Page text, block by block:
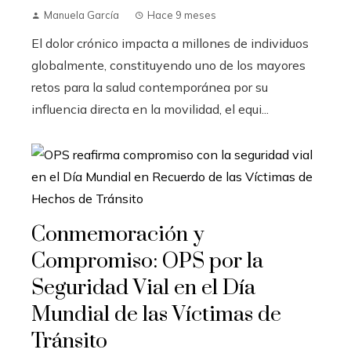
Manuela García Hace 9 meses
El dolor crónico impacta a millones de individuos
globalmente, constituyendo uno de los mayores
retos para la salud contemporánea por su
influencia directa en la movilidad, el equi...
Conmemoración y
Compromiso: OPS por la
Seguridad Vial en el Día
Mundial de las Víctimas de
Tránsito